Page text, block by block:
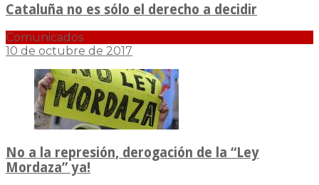
Cataluña no es sólo el derecho a decidir
Comunicados
10 de octubre de 2017
No a la represión, derogación de la “Ley
Mordaza” ya!